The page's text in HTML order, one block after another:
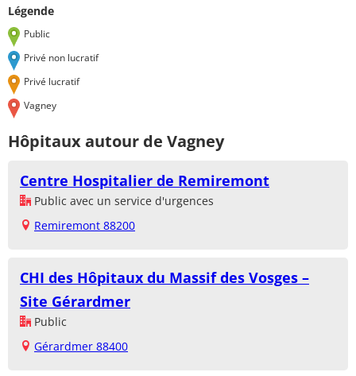
Légende
Public
Privé non lucratif
Privé lucratif
Vagney
Hôpitaux autour de Vagney
Centre Hospitalier de Remiremont
Public avec un service d'urgences
Remiremont 88200
CHI des Hôpitaux du Massif des Vosges –
Site Gérardmer
Public
Gérardmer 88400